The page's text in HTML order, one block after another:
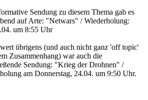
Sendung zu diesem Thema gab es
auf Arte: "Netwars" / Wiederholung:
um 8:55 Uhr
übrigens (und auch nicht ganz 'off topic'
Zusammenhang) war auch die
Sendung: "Krieg der Drohnen" /
am Donnerstag, 24.04. um 9:50 Uhr.